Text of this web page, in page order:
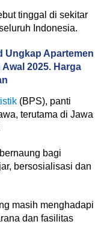
tinggal di sekitar
Indonesia.
Ungkap Apartemen
2025. Harga
(BPS), panti
terutama di Jawa
bagi
bersosialisasi dan
masih menghadapi
dan fasilitas